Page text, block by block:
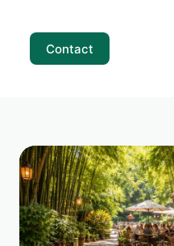
Contact